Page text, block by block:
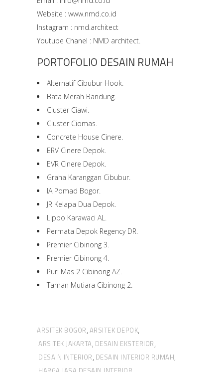
Website : www.nmd.co.id
Instagram : nmd.architect
Youtube Chanel : NMD architect.
PORTOFOLIO DESAIN RUMAH
Alternatif Cibubur Hook.
Bata Merah Bandung.
Cluster Ciawi.
Cluster Ciomas.
Concrete House Cinere.
ERV Cinere Depok.
EVR Cinere Depok.
Graha Karanggan Cibubur.
IA Pomad Bogor.
JR Kelapa Dua Depok.
Lippo Karawaci AL.
Permata Depok Regency DR.
Premier Cibinong 3.
Premier Cibinong 4.
Puri Mas 2 Cibinong AZ.
Taman Mutiara Cibinong 2.
ARSITEK BOGOR, ARSITEK DEPOK,
ARSITEK JAKARTA, DESAIN EKSTERIOR,
DESAIN INTERIOR, DESAIN INTERIOR RUMAH,